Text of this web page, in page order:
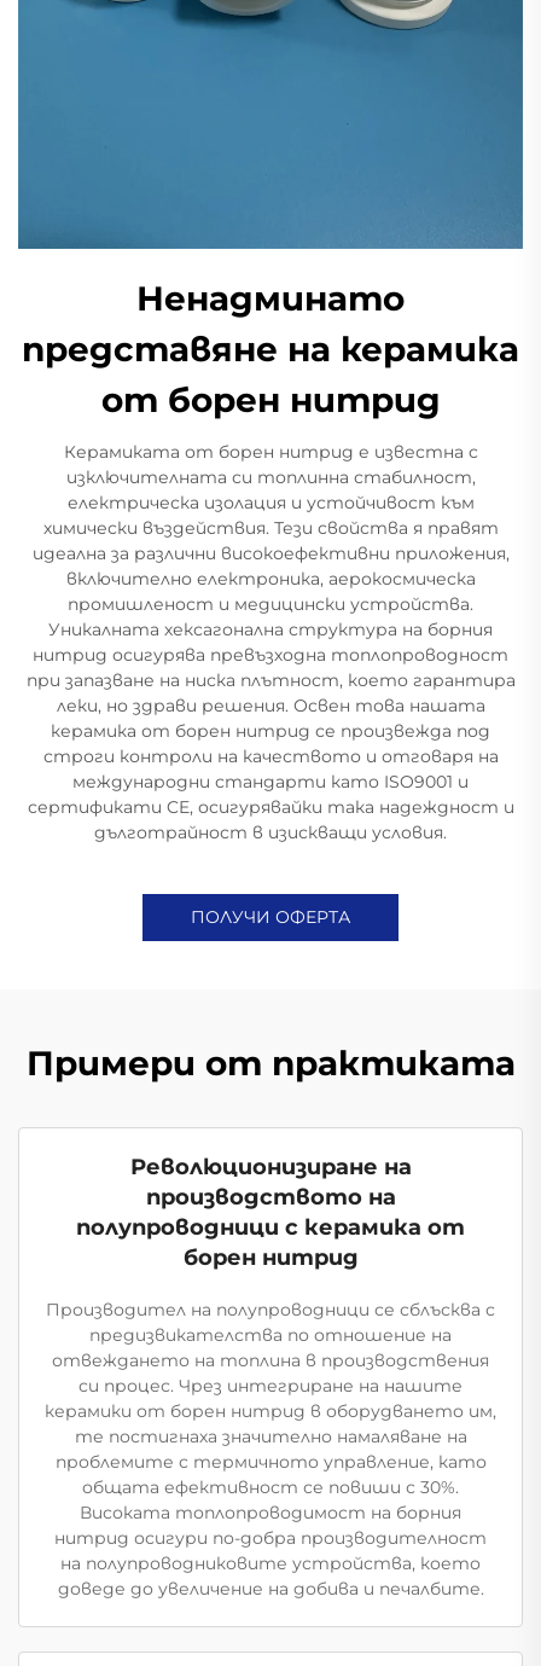
Ненадминато
представяне на керамика
от борен нитрид
Керамиката от борен нитрид е известна с
изключителната си топлинна стабилност,
електрическа изолация и устойчивост към
химически въздействия. Тези свойства я правят
идеална за различни високоефективни приложения,
включително електроника, аерокосмическа
промишленост и медицински устройства.
Уникалната хексагонална структура на борния
нитрид осигурява превъзходна топлопроводност
при запазване на ниска плътност, което гарантира
леки, но здрави решения. Освен това нашата
керамика от борен нитрид се произвежда под
строги контроли на качеството и отговаря на
международни стандарти като ISO9001 и
сертификати CE, осигурявайки така надеждност и
дълготрайност в изискващи условия.
ПОЛУЧИ ОФЕРТА
Примери от практиката
Революционизиране на
производството на
полупроводници с керамика от
борен нитрид
Производител на полупроводници се сблъсква с
предизвикателства по отношение на
отвеждането на топлина в производствения
си процес. Чрез интегриране на нашите
керамики от борен нитрид в оборудването им,
те постигнаха значително намаляване на
проблемите с термичното управление, като
общата ефективност се повиши с 30%.
Високата топлопроводимост на борния
нитрид осигури по-добра производителност
на полупроводниковите устройства, което
доведе до увеличение на добива и печалбите.